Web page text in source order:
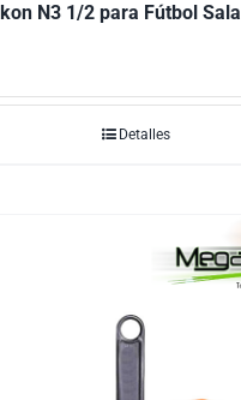
N3 1/2 para Fútbol Sala
Detalles